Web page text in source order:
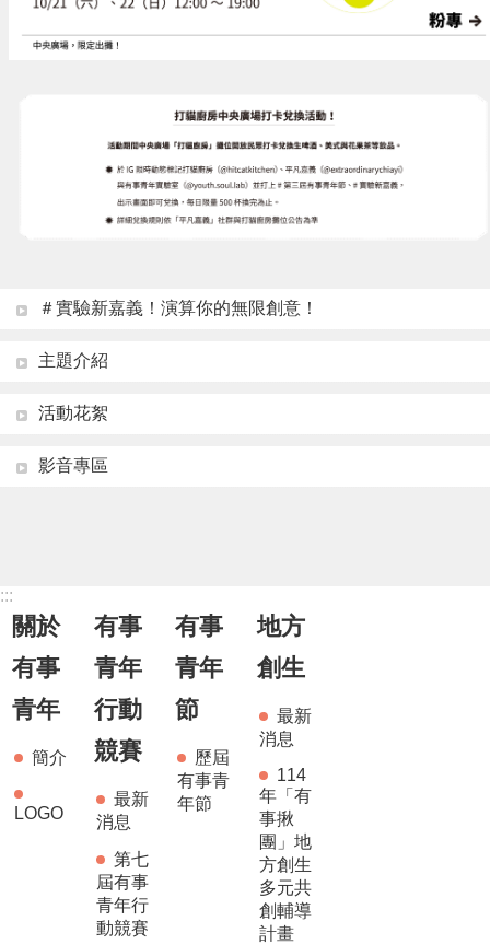
＃實驗新嘉義！演算你的無限創意！
主題介紹
活動花絮
影音專區
:::
關於
有事
青年
簡介
LOGO
有事
青年
行動
競賽
最新
消息
第七
屆有事
青年行
動競賽
有事
青年
節
歷屆
有事青
年節
地方
創生
最新
消息
114
年「有
事揪
團」地
方創生
多元共
創輔導
計畫